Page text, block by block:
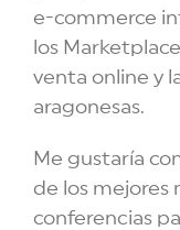
e-commerce
los
venta online y
aragonesas.
Me gustaría
de los mejores
conferencias